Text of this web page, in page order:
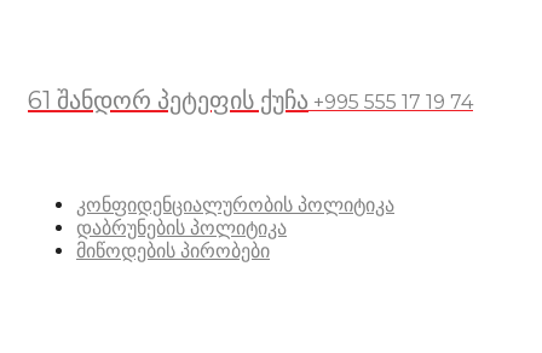
61 შანდორ პეტეფის ქუჩა +995 555 17 19 74
კონფიდენციალურობის პოლიტიკა
დაბრუნების პოლიტიკა
მიწოდების პირობები